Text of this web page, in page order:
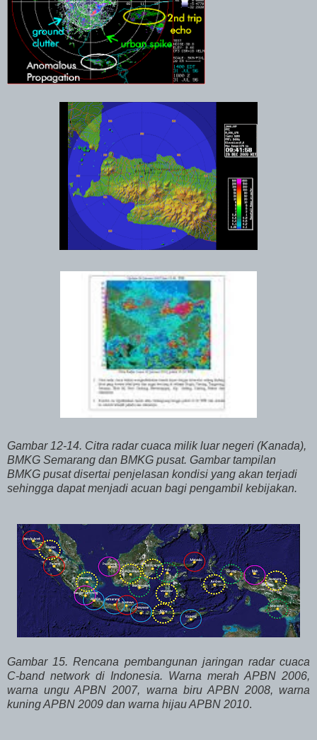
Gambar 12-14. Citra radar cuaca milik luar negeri (Kanada),
BMKG Semarang dan BMKG pusat. Gambar tampilan
BMKG pusat disertai penjelasan kondisi yang akan terjadi
sehingga dapat menjadi acuan bagi pengambil kebijakan.
Gambar 15. Rencana pembangunan jaringan radar cuaca
C-band network di Indonesia. Warna merah APBN 2006,
warna ungu APBN 2007, warna biru APBN 2008, warna
kuning APBN 2009 dan warna hijau APBN 2010.